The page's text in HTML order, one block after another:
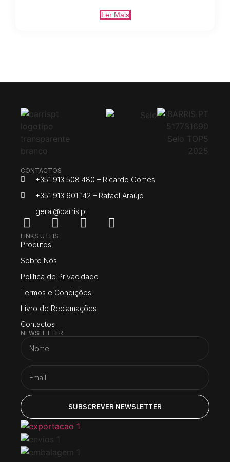
Ler Mais
CONTACTOS
+351 913 508 480 – Ricardo Gomes
+351 913 601 142 – Rafael Araújo
geral@barris.pt
LINKS UTEIS
Produtos
Sobre Nós
Política de Privacidade
Termos e Condições
Livro de Reclamações
Contactos
NEWSLETTER
SUBSCREVER NEWSLETTER